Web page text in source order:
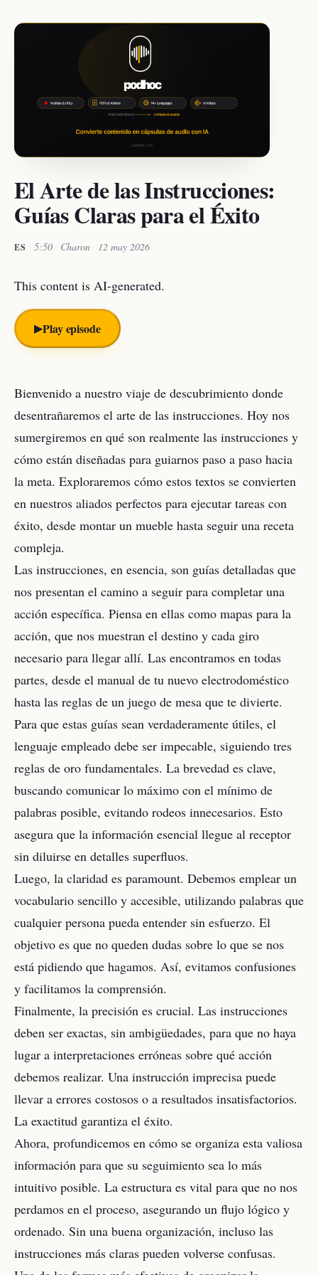
El Arte de las Instrucciones:
Guías Claras para el Éxito
ES · 5:50 · Charon · 12 may 2026
This content is AI-generated.
▶︎Play episode
Bienvenido a nuestro viaje de descubrimiento donde
desentrañaremos el arte de las instrucciones. Hoy nos
sumergiremos en qué son realmente las instrucciones y
cómo están diseñadas para guiarnos paso a paso hacia
la meta. Exploraremos cómo estos textos se convierten
en nuestros aliados perfectos para ejecutar tareas con
éxito, desde montar un mueble hasta seguir una receta
compleja.
Las instrucciones, en esencia, son guías detalladas que
nos presentan el camino a seguir para completar una
acción específica. Piensa en ellas como mapas para la
acción, que nos muestran el destino y cada giro
necesario para llegar allí. Las encontramos en todas
partes, desde el manual de tu nuevo electrodoméstico
hasta las reglas de un juego de mesa que te divierte.
Para que estas guías sean verdaderamente útiles, el
lenguaje empleado debe ser impecable, siguiendo tres
reglas de oro fundamentales. La brevedad es clave,
buscando comunicar lo máximo con el mínimo de
palabras posible, evitando rodeos innecesarios. Esto
asegura que la información esencial llegue al receptor
sin diluirse en detalles superfluos.
Luego, la claridad es paramount. Debemos emplear un
vocabulario sencillo y accesible, utilizando palabras que
cualquier persona pueda entender sin esfuerzo. El
objetivo es que no queden dudas sobre lo que se nos
está pidiendo que hagamos. Así, evitamos confusiones
y facilitamos la comprensión.
Finalmente, la precisión es crucial. Las instrucciones
deben ser exactas, sin ambigüedades, para que no haya
lugar a interpretaciones erróneas sobre qué acción
debemos realizar. Una instrucción imprecisa puede
llevar a errores costosos o a resultados insatisfactorios.
La exactitud garantiza el éxito.
Ahora, profundicemos en cómo se organiza esta valiosa
información para que su seguimiento sea lo más
intuitivo posible. La estructura es vital para que no nos
perdamos en el proceso, asegurando un flujo lógico y
ordenado. Sin una buena organización, incluso las
instrucciones más claras pueden volverse confusas.